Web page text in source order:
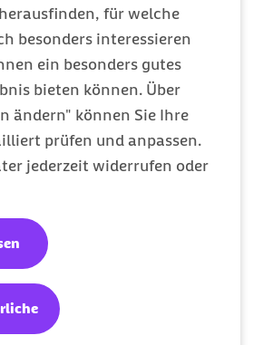
für welche
besonders interessieren
ein besonders gutes
bieten können. Über
ändern" können Sie Ihre
prüfen und anpassen.
jederzeit widerrufen oder
Neben Unterstützung
können Veränderungen im
sein, das innere
zu finden, denn viele
selbst ein wenig lindern.
wie
Yoga bringt in dieser
in den Alltag. Sport und
Muskelkraft und die
sich positiv auf das
aus. „Oft hilft es, die innere
zu ändern, den Blick zu
Wechseljahre sind ein